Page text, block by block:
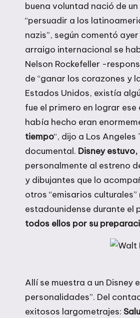
buena voluntad nació de
“persuadir a los
nazis”, según comentó
arraigo internacional se
Nelson Rockefeller -
de “ganar los corazones y
Estados Unidos, existía
fue el primero en lograr
había hecho eran
tiempo“, dijo a Los
documental. Disney
personalmente al estreno
y dibujantes que lo
otros “emisarios
estadounidense durante el
todos ellos por su
Allí se muestra a un
personalidades”. Del
exitosos largometrajes: